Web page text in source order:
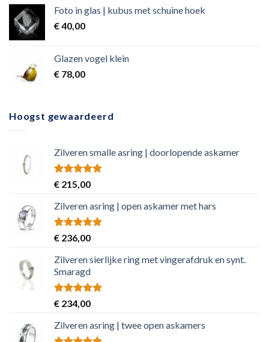
Foto in glas | kubus met schuine hoek
€40,00
Glazen vogel klein
€ 78,00
Hoogst gewaardeerd
Zilveren smalle asring | doorlopende askamer
Rated5.00
out of 5
€ 215,00
Zilveren asring | open askamer met hars
Rated5.00
out of 5
€ 236,00
Zilveren sierlijke ring met vingerafdruk en synt.
Smaragd
Rated5.00
out of 5
€ 234,00
Zilveren asring | twee open askamers